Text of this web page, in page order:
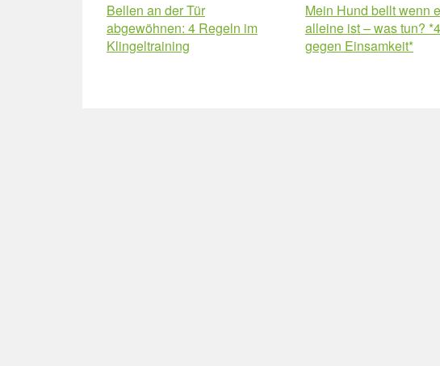
Bellen an der Tür
abgewöhnen: 4 Regeln im
Klingeltraining
Mein Hund bellt wenn
alleine ist – was tun?
gegen Einsamkeit*